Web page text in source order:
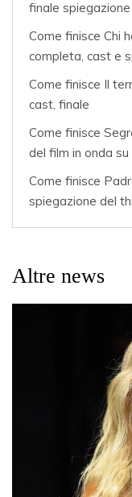
finale spiegazione
Come finisce Chi
completa, cast e
Come finisce Il
cast, finale
Come finisce
del film in onda su
Come finisce
spiegazione del
Altre news